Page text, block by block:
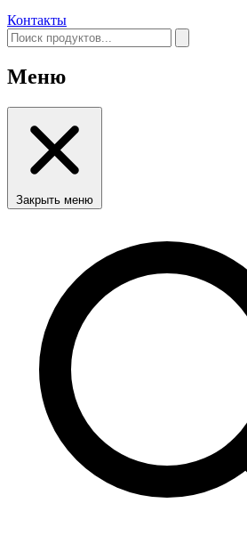
Контакты
Меню
Закрыть меню